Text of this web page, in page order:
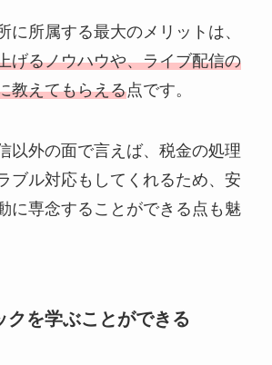
に所属する最大のメリットは、
げるノウハウや、ライブ配信の
教えてもらえる点です。
以外の面で言えば、税金の処理
ブル対応もしてくれるため、安
に専念することができる点も魅
クを学ぶことができる